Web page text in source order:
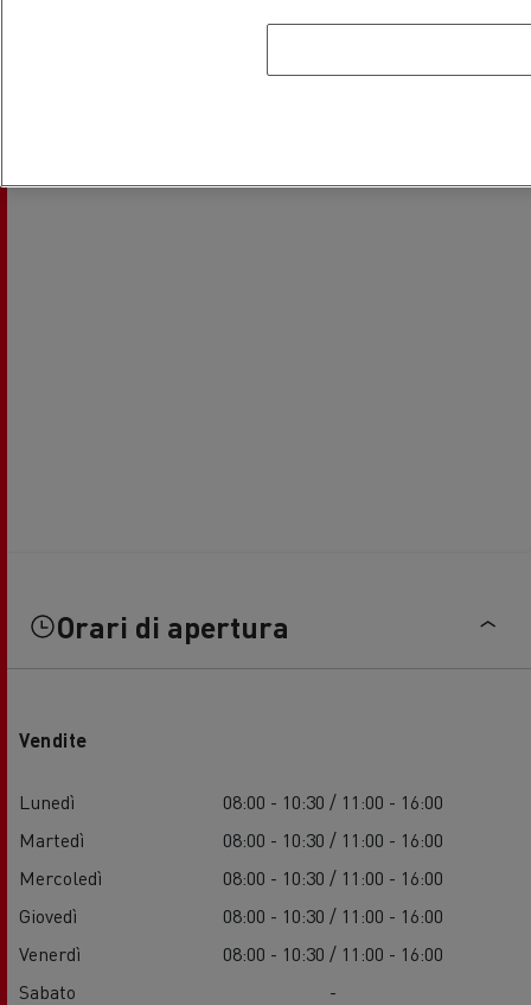
Orari di apertura
Vendite
Lunedì
08:00 - 10:30 / 11:00 - 16:00
Martedì
08:00 - 10:30 / 11:00 - 16:00
Mercoledì
08:00 - 10:30 / 11:00 - 16:00
Giovedì
08:00 - 10:30 / 11:00 - 16:00
Venerdì
08:00 - 10:30 / 11:00 - 16:00
Sabato
-